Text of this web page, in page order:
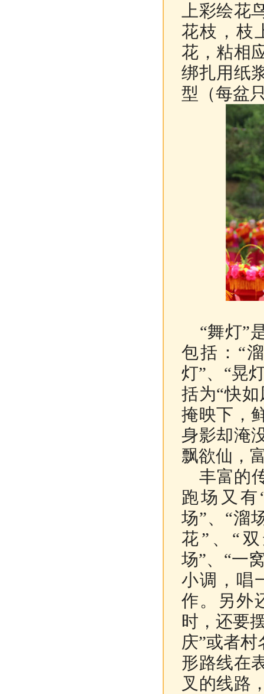
上彩绘花
花枝，枝
花，粘相
绑扎用纸
型（每盆
“舞灯”
包括：“
灯”、“晃
括为“快
掩映下，
身影却淹
飘欲仙，
丰富的
跑场又
场”、“溜
花”、“
场”、“一
小调，唱
作。另外
时，还要
庆”或者
形路线在
叉的线路